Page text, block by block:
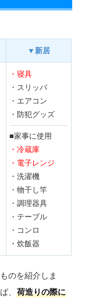
▼新居
・寝具
・スリッパ
・エアコン
・防犯グッズ
■家事に使用
・冷蔵庫
・電子レンジ
・洗濯機
・物干し竿
・調理器具
・テーブル
・コンロ
・炊飯器
のを紹介しま
、荷造りの際に